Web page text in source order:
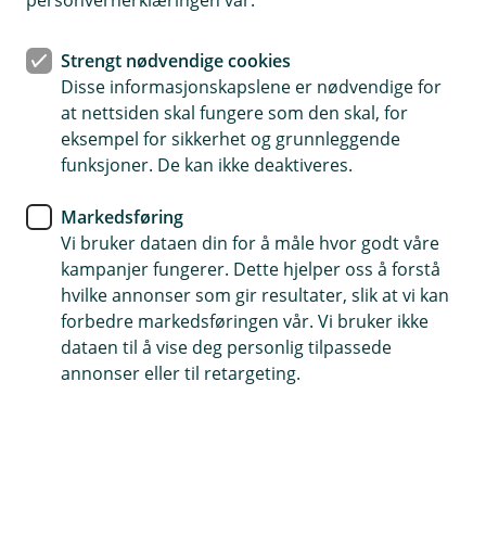
post@etnedalsparebank.no
61 12 15 00
Telefontid
Hverdager: 07:00-21:00
Lørdag og søndag: 09:00-21:00
Forsikring: 915 03 850
Snakk med skadekonsulent: mandag til fredag 08:00-
16.00
Trenger du umiddelbar hjelp?
Ring oss på 915 03 850 døgnet rundt, hele året
Strengt nødvendige cookies
Disse informasjonskapslene er nødvendige for
at nettsiden skal fungere som den skal, for
eksempel for sikkerhet og grunnleggende
funksjoner. De kan ikke deaktiveres.
Markedsføring
Vi bruker dataen din for å måle hvor godt våre
kampanjer fungerer. Dette hjelper oss å forstå
hvilke annonser som gir resultater, slik at vi kan
forbedre markedsføringen vår. Vi bruker ikke
dataen til å vise deg personlig tilpassede
annonser eller til retargeting.